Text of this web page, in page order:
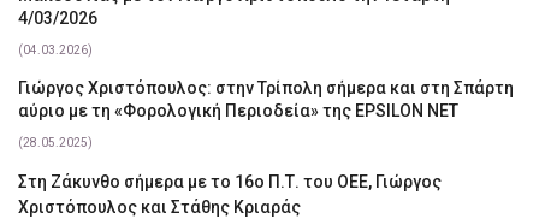
4/03/2026
(04.03.2026)
Γιώργος Χριστόπουλος: στην Τρίπολη σήμερα και στη Σπάρτη
αύριο με τη «Φορολογική Περιοδεία» της EPSILON NET
(28.05.2025)
Στη Ζάκυνθο σήμερα με το 16ο Π.Τ. του ΟΕΕ, Γιώργος
Χριστόπουλος και Στάθης Κριαράς